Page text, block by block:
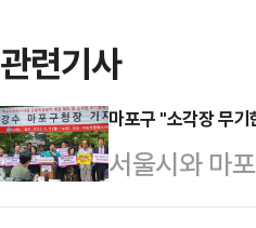
관련기사
마포구 "소각장 무
서울시와 마
일 파열음을